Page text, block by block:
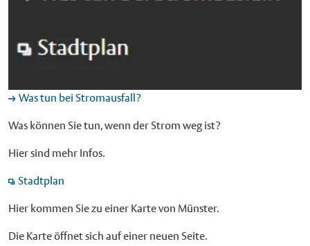
Was tun bei Stromausfall?
Was können Sie tun, wenn der Strom weg ist?
Hier sind mehr Infos.
Stadtplan
Hier kommen Sie zu einer Karte von Münster.
Die Karte öffnet sich auf einer neuen Seite.